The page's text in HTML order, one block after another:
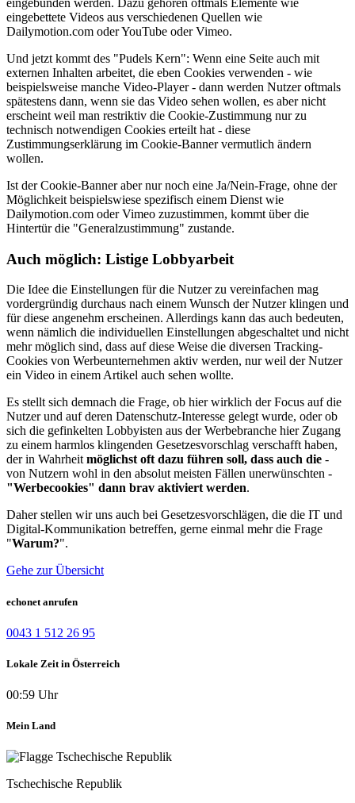
eingebunden werden. Dazu gehören oftmals Elemente wie
eingebettete Videos aus verschiedenen Quellen wie
Dailymotion.com oder YouTube oder Vimeo.
Und jetzt kommt des "Pudels Kern": Wenn eine Seite auch mit
externen Inhalten arbeitet, die eben Cookies verwenden - wie
beispielsweise manche Video-Player - dann werden Nutzer oftmals
spätestens dann, wenn sie das Video sehen wollen, es aber nicht
erscheint weil man restriktiv die Cookie-Zustimmung nur zu
technisch notwendigen Cookies erteilt hat - diese
Zustimmungserklärung im Cookie-Banner vermutlich ändern
wollen.
Ist der Cookie-Banner aber nur noch eine Ja/Nein-Frage, ohne der
Möglichkeit beispielswiese spezifisch einem Dienst wie
Dailymotion.com oder Vimeo zuzustimmen, kommt über die
Hintertür die "Generalzustimmung" zustande.
Auch möglich: Listige Lobbyarbeit
Die Idee die Einstellungen für die Nutzer zu vereinfachen mag
vordergründig durchaus nach einem Wunsch der Nutzer klingen und
für diese angenehm erscheinen. Allerdings kann das auch bedeuten,
wenn nämlich die individuellen Einstellungen abgeschaltet und nicht
mehr möglich sind, dass auf diese Weise die diversen Tracking-
Cookies von Werbeunternehmen aktiv werden, nur weil der Nutzer
ein Video in einem Artikel auch sehen wollte.
Es stellt sich demnach die Frage, ob hier wirklich der Focus auf die
Nutzer und auf deren Datenschutz-Interesse gelegt wurde, oder ob
sich die gefinkelten Lobbyisten aus der Werbebranche hier Zugang
zu einem harmlos klingenden Gesetzesvorschlag verschafft haben,
der in Wahrheitmöglichst oft dazu führen soll, dass auch die -
von Nutzern wohl in den absolut meisten Fällen unerwünschten -
"Werbecookies" dann brav aktiviert werden.
Daher stellen wir uns auch bei Gesetzesvorschlägen, die die IT und
Digital-Kommunikation betreffen, gerne einmal mehr die Frage
"Warum?".
Gehe zur Übersicht
echonet anrufen
0043 1 512 26 95
Lokale Zeit in Österreich
00:59 Uhr
Mein Land
Tschechische Republik